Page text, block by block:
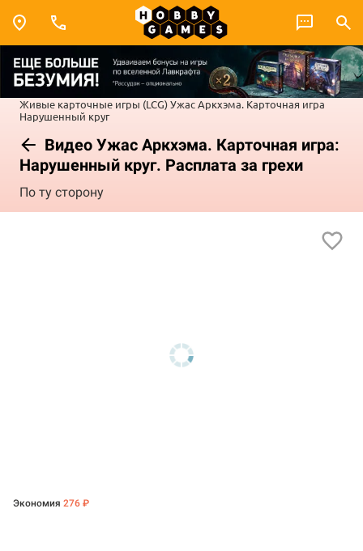
Живые карточные игры (LCG)Ужас Аркхэма. Карточная игра
Нарушенный круг
Видео Ужас Аркхэма. Карточная игра:
Нарушенный круг. Расплата за грехи
По ту сторону
Экономия 276 ₽